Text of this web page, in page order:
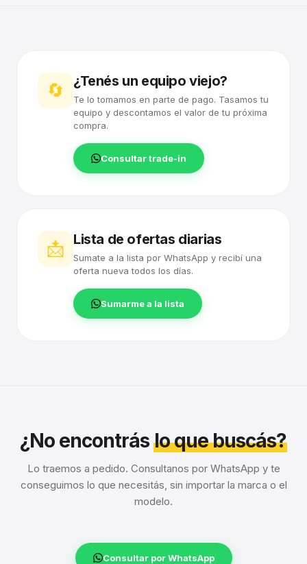
🔄 ¿Tenés un equipo viejo?
Te lo tomamos en parte de pago. Tasamos tu
equipo y descontamos el valor de tu próxima
compra.
Consultar trade-in
📩 Lista de ofertas diarias
Sumate a la lista por WhatsApp y recibí una
oferta nueva todos los días.
Sumarme a la lista
¿No encontráslo que buscás?
Lo traemos a pedido. Consultanos por WhatsApp y te
conseguimos lo que necesitás, sin importar la marca o el
modelo.
Consultar por WhatsApp